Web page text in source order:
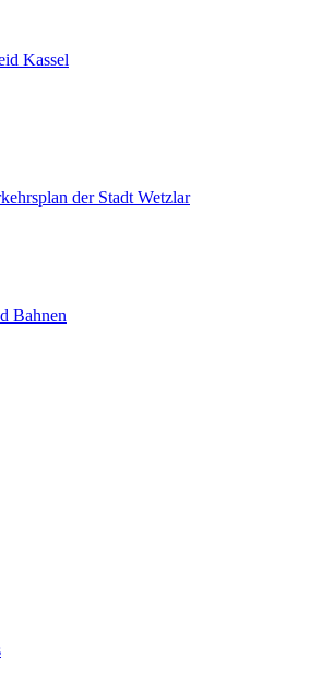
Kassel
der Stadt Wetzlar
Bahnen